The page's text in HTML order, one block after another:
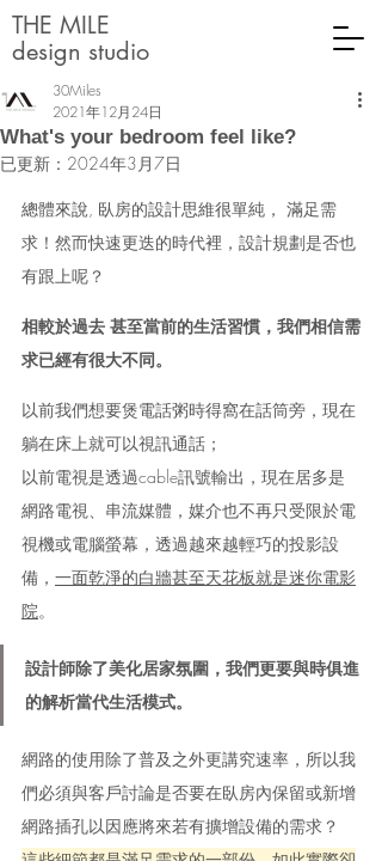
THE MILE
design studio
What's your bedroom feel like?
30Miles
2021年12月24日
已更新： 2024年3月7日
總體來說, 臥房的設計思維很單純， 滿足需
求！然而快速更迭的時代裡，設計規劃是否也
有跟上呢？
相較於過去 甚至當前的生活習慣，我們相信需
求已經有很大不同。
以前我們想要煲電話粥時得窩在話筒旁，現在
躺在床上就可以視訊通話；
以前電視是透過cable訊號輸出，現在居多是
網路電視、串流媒體，媒介也不再只受限於電
視機或電腦螢幕，透過越來越輕巧的投影設
備， 一面乾淨的白牆甚至天花板就是迷你電影
院。
設計師除了美化居家氛圍，我們更要與時俱進
的解析當代生活模式。
網路的使用除了普及之外更講究速率，所以我
們必須與客戶討論是否要在臥房內保留或新增
網路插孔以因應將來若有擴增設備的需求？